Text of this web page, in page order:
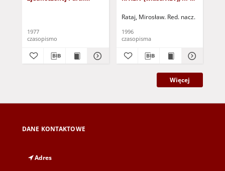
1977
czasopismo
Rataj, Mirosław. Red. nacz.
1996
czasopisma
Więcej
DANE KONTAKTOWE
Adres